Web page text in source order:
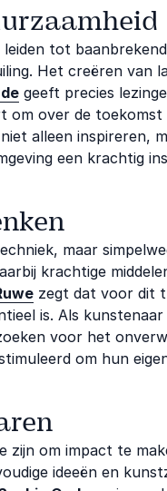
tot
Het creëren van
geeft precies
om over de
alleen inspireren,
een krachtig
maar
krachtige
zegt dat voor dit
is. Als
voor het
om hun
om impact te
ideeën en